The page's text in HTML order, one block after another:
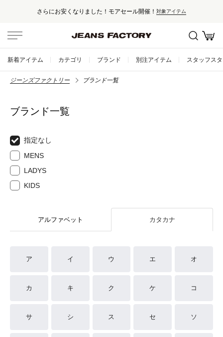
さらにお安くなりました！モアセール開催！ 対象アイテム
新着アイテム カテゴリ ブランド 別注アイテム スタッフス
ジーンズファクトリー ブランド一覧
ブランド一覧
指定なし
MENS
LADYS
KIDS
アルファベット カタカナ
ア イ ウ エ オ
カ キ ク ケ コ
サ シ ス セ ソ